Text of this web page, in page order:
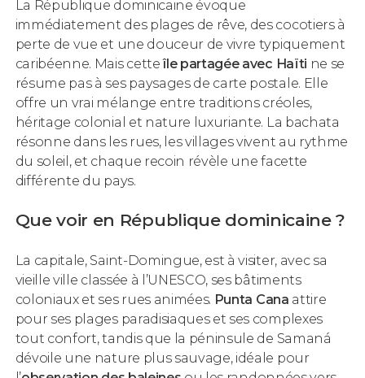
La République dominicaine évoque
immédiatement des plages de rêve, des cocotiers à
perte de vue et une douceur de vivre typiquement
caribéenne. Mais cetteîle partagée avec Haïti ne se
résume pas à ses paysages de carte postale. Elle
offre un vrai mélange entre traditions créoles,
héritage colonial et nature luxuriante. La bachata
résonne dans les rues, les villages vivent au rythme
du soleil, et chaque recoin révèle une facette
différente du pays.
Que voir en République dominicaine ?
La capitale, Saint-Domingue, est à visiter, avec sa
vieille ville classée à l’UNESCO, ses bâtiments
coloniaux et ses rues animées. Punta Cana attire
pour ses plages paradisiaques et ses complexes
tout confort, tandis que la péninsule de Samaná
dévoile une nature plus sauvage, idéale pour